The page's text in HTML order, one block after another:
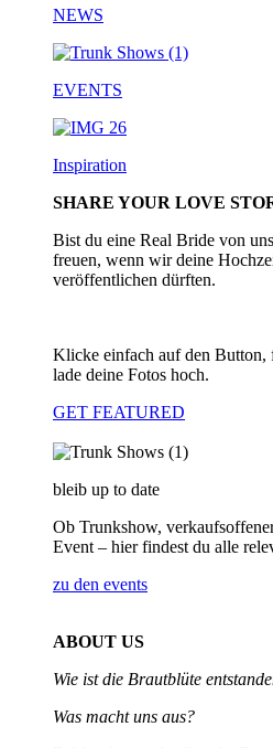
NEWS
EVENTS
Inspiration
SHARE YOUR LOVE
Bist du eine Real Bride von
freuen, wenn wir deine
veröffentlichen dürften.
Klicke einfach auf den Button,
lade deine Fotos hoch.
GET FEATURED
bleib up to date
Ob Trunkshow,
Event – hier findest du alle
zu den events
ABOUT US
Wie ist die Brautblüte
Was macht uns aus?